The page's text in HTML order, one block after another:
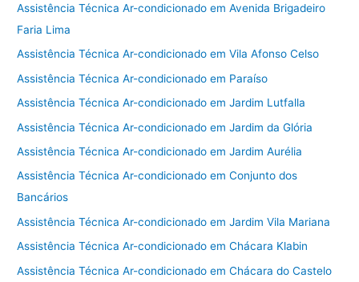
Assistência Técnica Ar-condicionado em Avenida Brigadeiro
Faria Lima
Assistência Técnica Ar-condicionado em Vila Afonso Celso
Assistência Técnica Ar-condicionado em Paraíso
Assistência Técnica Ar-condicionado em Jardim Lutfalla
Assistência Técnica Ar-condicionado em Jardim da Glória
Assistência Técnica Ar-condicionado em Jardim Aurélia
Assistência Técnica Ar-condicionado em Conjunto dos
Bancários
Assistência Técnica Ar-condicionado em Jardim Vila Mariana
Assistência Técnica Ar-condicionado em Chácara Klabin
Assistência Técnica Ar-condicionado em Chácara do Castelo